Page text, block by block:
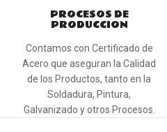
PROCESOS DE
PRODUCCION
Contamos con Certificado de
Acero que aseguran la Calidad
de los Productos, tanto en la
Soldadura, Pintura,
Galvanizado y otros Procesos.